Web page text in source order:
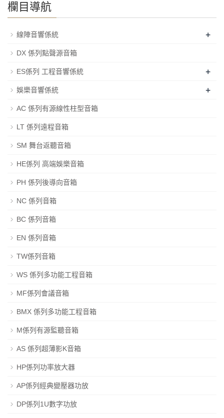
欄目導航
線陣音響係統 +
DX 係列點聲源音箱
ES係列 工程音響係統 +
娛樂音響係統 +
AC 係列有源線性柱型音箱
LT 係列遠程音箱
SM 舞台返聽音箱
HE係列 高端娛樂音箱
PH 係列後導向音箱
NC 係列音箱
BC 係列音箱
EN 係列音箱
TW係列音箱
WS 係列多功能工程音箱
MF係列會議音箱
BMX 係列多功能工程音箱
M係列有源監聽音箱
AS 係列超薄影K音箱
HP係列功率放大器
AP係列經典變壓器功放
DP係列1U數字功放